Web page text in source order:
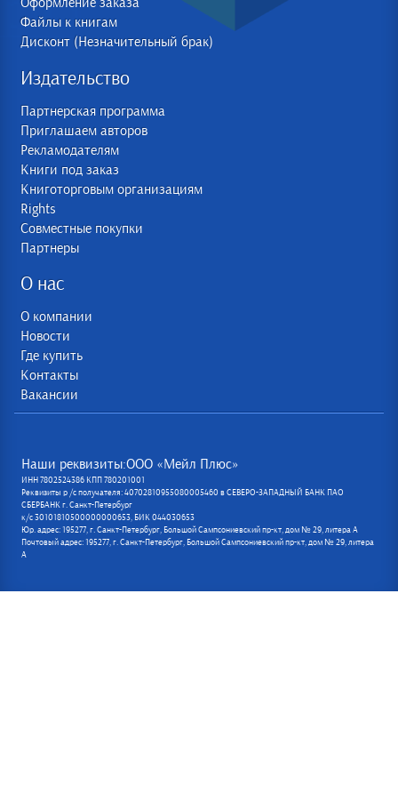
Оформление заказа
Файлы к книгам
Дисконт (Незначительный брак)
Издательство
Партнерская программа
Приглашаем авторов
Рекламодателям
Книги под заказ
Книготорговым организациям
Rights
Совместные покупки
Партнеры
О нас
О компании
Новости
Где купить
Контакты
Вакансии
Наши реквизиты:ООО «Мейл Плюс»
ИНН 7802524386 КПП 780201001
Реквизиты р /с получателя: 40702810955080005460 в СЕВЕРО-ЗАПАДНЫЙ БАНК ПАО
СБЕРБАНК г. Санкт-Петербург
к/с 30101810500000000653, БИК 044030653
Юр. адрес: 195277, г. Санкт-Петербург, Большой Сампсониевский пр-кт, дом № 29, литера А
Почтовый адрес: 195277, г. Санкт-Петербург, Большой Сампсониевский пр-кт, дом № 29, литера
А